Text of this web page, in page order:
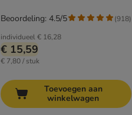
individueel€ 16,28
€ 15,59
€ 7,80 / stuk
Beoordeling: 4.5/5 (918)
Toevoegen aan
winkelwagen